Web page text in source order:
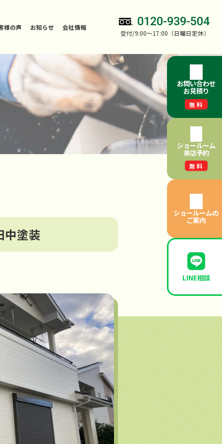
様の声 お知らせ 会社情報 0120-939-504
受付/9:00～17:00（日曜日定休）
塗装
お問い合わせ
お見積り
無料
ショールーム
来店予約
無料
ショールームの
ご案内
LINE相談